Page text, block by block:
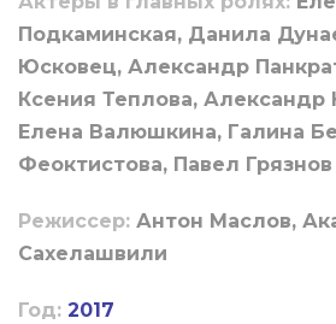
Подкаминская, Данила
Юсковец, Александр
Ксения Теплова, Александр
Елена Валюшкина, Галина
Феоктистова, Павел Грязнов
Режиссер: Антон Маслов,
Сахелашвили
Год: 2017